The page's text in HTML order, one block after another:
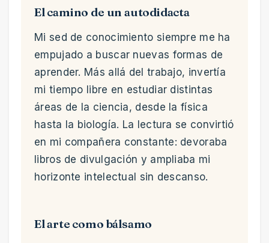
El camino de un autodidacta
Mi sed de conocimiento siempre me ha
empujado a buscar nuevas formas de
aprender. Más allá del trabajo, invertía
mi tiempo libre en estudiar distintas
áreas de la ciencia, desde la física
hasta la biología. La lectura se convirtió
en mi compañera constante: devoraba
libros de divulgación y ampliaba mi
horizonte intelectual sin descanso.
El arte como bálsamo